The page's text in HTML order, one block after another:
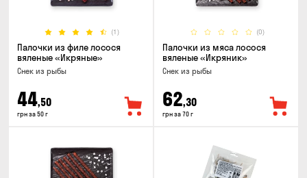
(1)
Палочки из филе лосося
вяленые «Икряные»
Снек из рыбы
44,50
грн за 50 г
(0)
Палочки из мяса лосося
вяленые «Икряник»
Снек из рыбы
62,30
грн за 70 г